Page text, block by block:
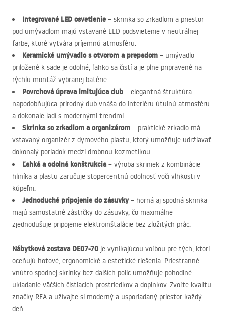
Integrované LED osvetlenie – skrinka so zrkadlom a priestor
pod umývadlom majú vstavané LED podsvietenie v neutrálnej
farbe, ktoré vytvára príjemnú atmosféru.
Keramické umývadlo s otvorom a prepadom – umývadlo
priložené k sade je odolné, ľahko sa čistí a je plne pripravené na
rýchlu montáž vybranej batérie.
Povrchová úprava imitujúca dub – elegantná štruktúra
napodobňujúca prírodný dub vnáša do interiéru útulnú atmosféru
a dokonale ladí s modernými trendmi.
Skrinka so zrkadlom a organizérom – praktické zrkadlo má
vstavaný organizér z dymového plastu, ktorý umožňuje udržiavať
dokonalý poriadok medzi drobnou kozmetikou.
Ľahká a odolná konštrukcia – výroba skriniek z kombinácie
hliníka a plastu zaručuje stopercentnú odolnosť voči vlhkosti v
kúpeľni.
Jednoduché pripojenie do zásuvky– horná aj spodná skrinka
majú samostatné zástrčky do zásuvky, čo maximálne
zjednodušuje pripojenie elektroinštalácie bez zložitých prác.
Nábytková zostava DE07-70 je vynikajúcou voľbou pre tých, ktorí
oceňujú hotové, ergonomické a estetické riešenia. Priestranné
vnútro spodnej skrinky bez ďalších políc umožňuje pohodlné
ukladanie väčších čistiacich prostriedkov a doplnkov. Zvoľte kvalitu
značky REA a užívajte si moderný a usporiadaný priestor každý
deň.